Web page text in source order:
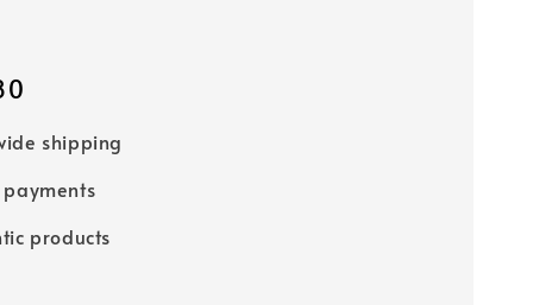
shipping
payments
products